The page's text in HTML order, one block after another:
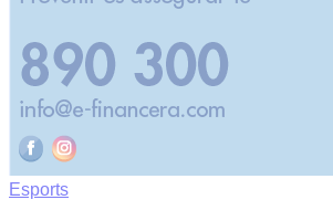
Esports